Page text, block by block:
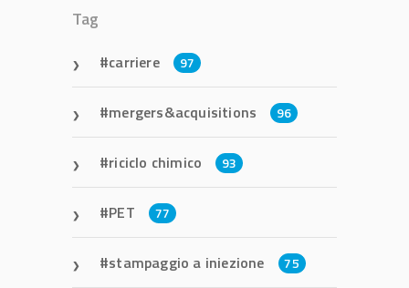
Tag
carriere 97
mergers&acquisitions 96
riciclo chimico 93
PET 77
stampaggio a iniezione 75